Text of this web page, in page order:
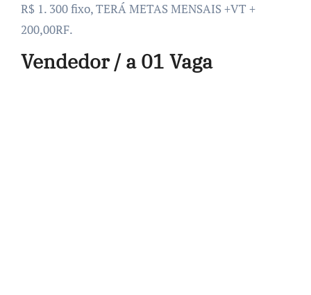
R$ 1. 300 fixo, TERÁ METAS MENSAIS +VT +
200,00RF.
Vendedor / a 01 Vaga